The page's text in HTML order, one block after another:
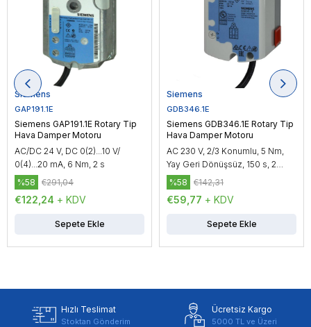
Siemens
GAP191.1E
Siemens GAP191.1E Rotary Tip
Hava Damper Motoru
AC/DC 24 V, DC 0(2)...10 V/
0(4)...20 mA, 6 Nm, 2 s
€122,24 + KDV
%58 €291,04
Sepete Ekle
Siemens
GDB346.1E
Siemens GDB346.1E Rotary Tip
Hava Damper Motoru
AC 230 V, 2/3 Konumlu, 5 Nm,
Yay Geri Dönüşsüz, 150 s, 2
Yardımcı Kontak
€59,77 + KDV
%58 €142,31
Sepete Ekle
Hızlı Teslimat
Stoktan Gönderim
Ücretsiz Kargo
5000 TL ve Üzeri